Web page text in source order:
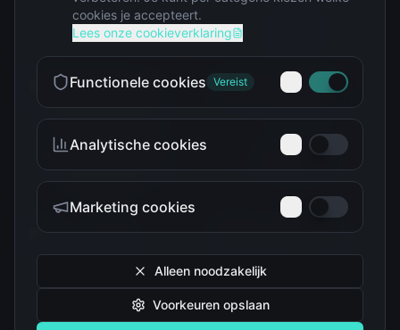
The Simpsons
Troetelbeertjes
cookies je accepteert.
Lees onze cookieverklaring
Functionele cookies Vereist
Analytische cookies
Marketing cookies
Alleen noodzakelijk
Voorkeuren opslaan